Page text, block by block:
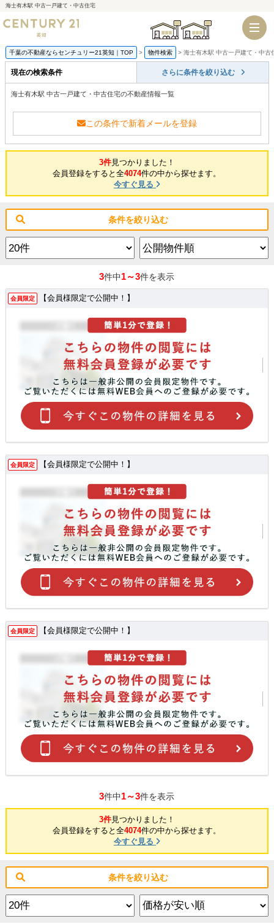
海士有木駅 中古一戸建て・中古住宅
千葉店 船橋店
千葉の不動産ならセンチュリー21英知｜TOP 物件検索 海士有木駅 中古一戸建て・中古
現在の検索条件 さらに条件を絞り込む
海士有木駅 中古一戸建て・中古住宅の不動産情報一覧
この条件で新着メールを登録
3件見つかりました！
会員登録をすると全4074件の中から探せます。
今すぐ見る
条件を絞り込む
3件中1～3件を表示
会員限定 【会員様限定で公開中！】
会員限定 【会員様限定で公開中！】
会員限定 【会員様限定で公開中！】
3件中1～3件を表示
3件見つかりました！
会員登録をすると全4074件の中から探せます。
今すぐ見る
条件を絞り込む